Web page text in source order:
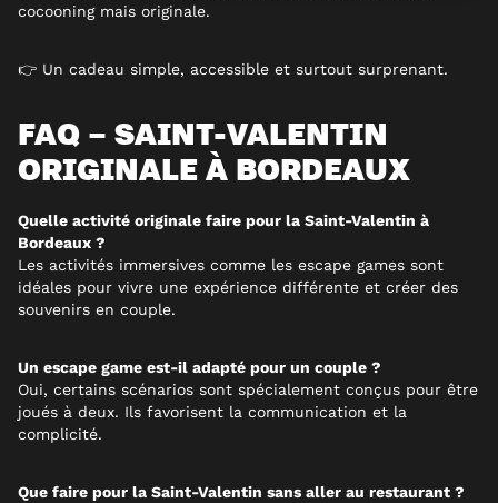
cocooning mais originale.
👉 Un cadeau simple, accessible et surtout surprenant.
FAQ – SAINT-VALENTIN
ORIGINALE À BORDEAUX
Quelle activité originale faire pour la Saint-Valentin à
Bordeaux ?
Les activités immersives comme les escape games sont
idéales pour vivre une expérience différente et créer des
souvenirs en couple.
Un escape game est-il adapté pour un couple ?
Oui, certains scénarios sont spécialement conçus pour être
joués à deux. Ils favorisent la communication et la
complicité.
Que faire pour la Saint-Valentin sans aller au restaurant ?